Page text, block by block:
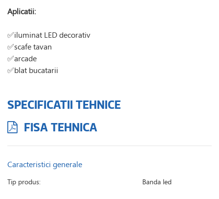
Aplicatii:
✅iluminat LED decorativ
✅scafe tavan
✅arcade
✅blat bucatarii
SPECIFICATII TEHNICE
FISA TEHNICA
Caracteristici generale
Tip produs: Banda led